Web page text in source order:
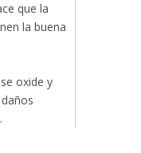
que la
la buena
oxide y